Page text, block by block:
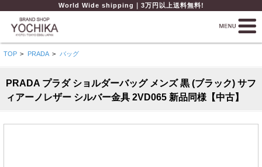
World Wide shipping｜3万円以上送料無料!
TOP > PRADA > バッグ
PRADA プラダ ショルダーバッグ メンズ 黒 (ブラック) サフ
ィアーノレザー シルバー金具 2VD065 新品同様【中古】